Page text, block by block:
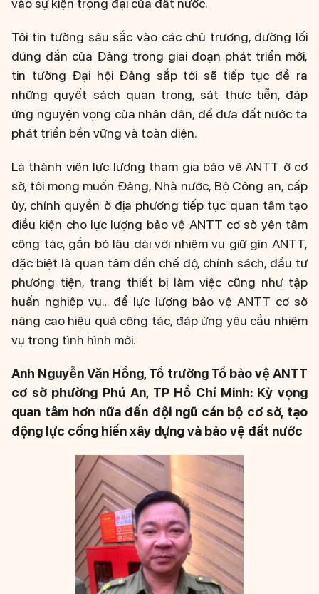
vào sự kiện trọng đại của đất nước.
Tôi tin tưởng sâu sắc vào các chủ trương, đường lối
đúng đắn của Đảng trong giai đoạn phát triển mới,
tin tưởng Đại hội Đảng sắp tới sẽ tiếp tục đề ra
những quyết sách quan trọng, sát thực tiễn, đáp
ứng nguyện vọng của nhân dân, để đưa đất nước ta
phát triển bền vững và toàn diện.
Là thành viên lực lượng tham gia bảo vệ ANTT ở cơ
sở, tôi mong muốn Đảng, Nhà nước, Bộ Công an, cấp
ủy, chính quyền ở địa phương tiếp tục quan tâm tạo
điều kiện cho lực lượng bảo vệ ANTT cơ sở yên tâm
công tác, gắn bó lâu dài với nhiệm vụ giữ gìn ANTT,
đặc biệt là quan tâm đến chế độ, chính sách, đầu tư
phương tiện, trang thiết bị làm việc cũng như tập
huấn nghiệp vụ… để lực lượng bảo vệ ANTT cơ sở
nâng cao hiệu quả công tác, đáp ứng yêu cầu nhiệm
vụ trong tình hình mới.
Anh Nguyễn Văn Hồng, Tổ trưởng Tổ bảo vệ ANTT
cơ sở phường Phú An, TP Hồ Chí Minh: Kỳ vọng
quan tâm hơn nữa đến đội ngũ cán bộ cơ sở, tạo
động lực cống hiến xây dựng và bảo vệ đất nước